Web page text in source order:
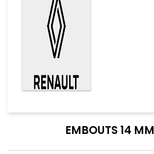
EMBOUTS 14 MM